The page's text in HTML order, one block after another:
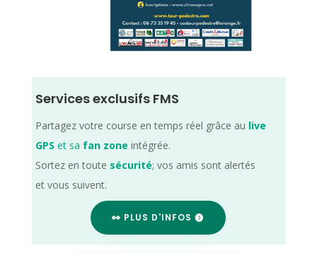
Services exclusifs FMS
Partagez votre course en temps réel grâce au live
GPS et sa fan zone intégrée.
Sortez en toute sécurité; vos amis sont alertés
et vous suivent.
👀 PLUS D'INFOS